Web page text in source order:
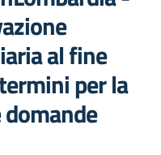
al fine
per la